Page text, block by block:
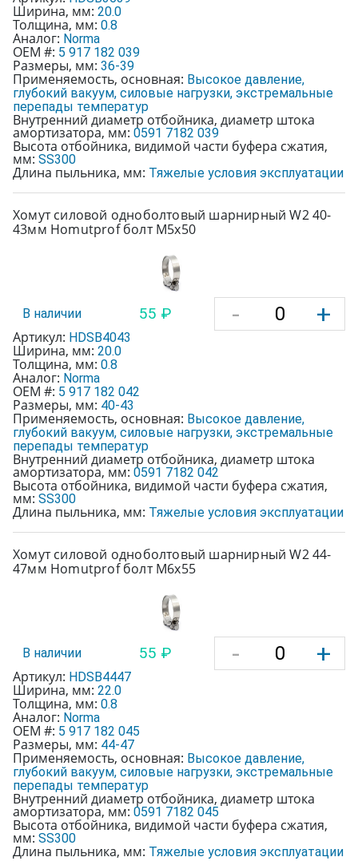
Ширина, мм: 20.0
Толщина, мм: 0.8
Аналог: Norma
OEM #: 5 917 182 039
Размеры, мм: 36-39
Применяемость, основная: Высокое давление,
глубокий вакуум, силовые нагрузки, экстремальные
перепады температур
Внутренний диаметр отбойника, диаметр штока
амортизатора, мм: 0591 7182 039
Высота отбойника, видимой части буфера сжатия,
мм: SS300
Длина пыльника, мм: Тяжелые условия эксплуатации
Хомут силовой одноболтовый шарнирный W2 40-
43мм Homutprof болт М5х50
В наличии 55 ₽ - +
Артикул: HDSB4043
Ширина, мм: 20.0
Толщина, мм: 0.8
Аналог: Norma
OEM #: 5 917 182 042
Размеры, мм: 40-43
Применяемость, основная: Высокое давление,
глубокий вакуум, силовые нагрузки, экстремальные
перепады температур
Внутренний диаметр отбойника, диаметр штока
амортизатора, мм: 0591 7182 042
Высота отбойника, видимой части буфера сжатия,
мм: SS300
Длина пыльника, мм: Тяжелые условия эксплуатации
Хомут силовой одноболтовый шарнирный W2 44-
47мм Homutprof болт М6х55
В наличии 55 ₽ - +
Артикул: HDSB4447
Ширина, мм: 22.0
Толщина, мм: 0.8
Аналог: Norma
OEM #: 5 917 182 045
Размеры, мм: 44-47
Применяемость, основная: Высокое давление,
глубокий вакуум, силовые нагрузки, экстремальные
перепады температур
Внутренний диаметр отбойника, диаметр штока
амортизатора, мм: 0591 7182 045
Высота отбойника, видимой части буфера сжатия,
мм: SS300
Длина пыльника, мм: Тяжелые условия эксплуатации